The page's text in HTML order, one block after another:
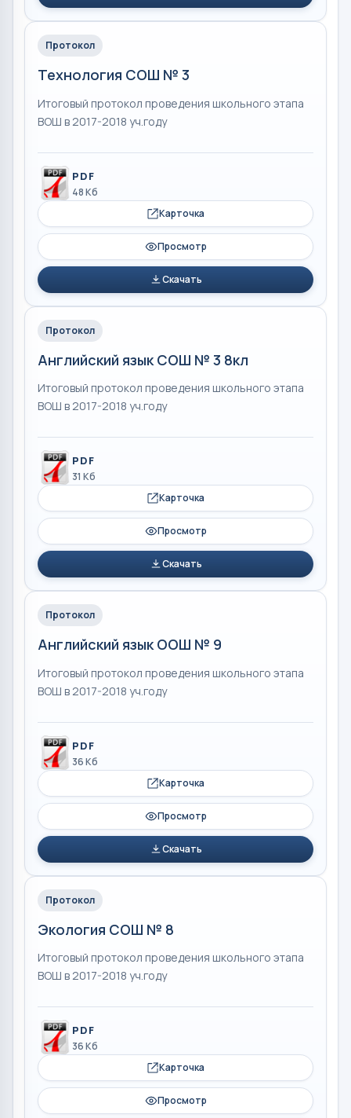
Протокол
Технология СОШ № 3
Итоговый протокол проведения школьного этапа
ВОШ в 2017-2018 уч.году
PDF
48 Кб
Карточка
Просмотр
Скачать
Протокол
Английский язык СОШ № 3 8кл
Итоговый протокол проведения школьного этапа
ВОШ в 2017-2018 уч.году
PDF
31 Кб
Карточка
Просмотр
Скачать
Протокол
Английский язык ООШ № 9
Итоговый протокол проведения школьного этапа
ВОШ в 2017-2018 уч.году
PDF
36 Кб
Карточка
Просмотр
Скачать
Протокол
Экология СОШ № 8
Итоговый протокол проведения школьного этапа
ВОШ в 2017-2018 уч.году
PDF
36 Кб
Карточка
Просмотр